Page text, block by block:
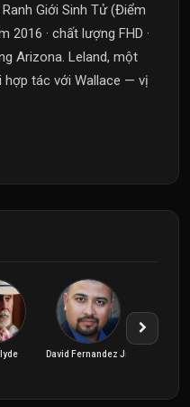
Giới Sinh Tử (Điểm
· chất lượng FHD ·
Arizona. Leland, một
hợp tác với Wallace — vị
David Fernandez Jr.